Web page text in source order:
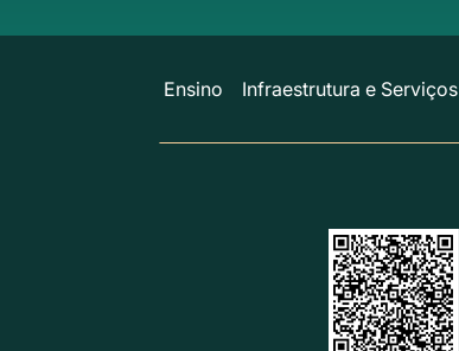
Ensino Infraestrutura e Serviços